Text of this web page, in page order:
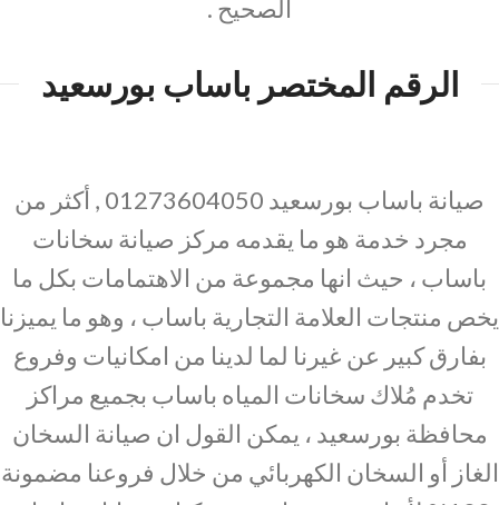
الصحيح .
الرقم المختصر باساب بورسعيد
صيانة باساب بورسعيد 01273604050 , أكثر من
مجرد خدمة هو ما يقدمه مركز صيانة سخانات
باساب ، حيث انها مجموعة من الاهتمامات بكل ما
يخص منتجات العلامة التجارية باساب ، وهو ما يميزنا
بفارق كبير عن غيرنا لما لدينا من امكانيات وفروع
تخدم مُلاك سخانات المياه باساب بجميع مراكز
محافظة بورسعيد ، يمكن القول ان صيانة السخان
الغاز أو السخان الكهربائي من خلال فروعنا مضمونة